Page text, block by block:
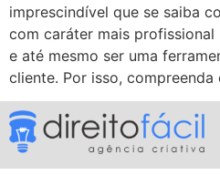
imprescindível que se saiba
com caráter mais
e até mesmo ser uma
cliente. Por isso,